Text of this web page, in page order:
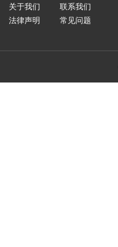
关于我们
联系我们
法律声明
常见问题